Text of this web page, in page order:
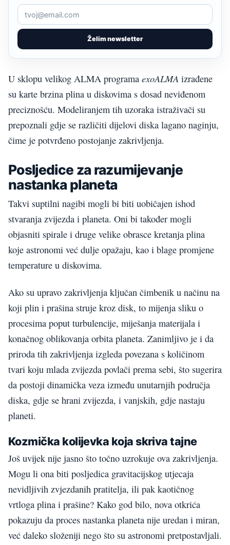
Želim newsletter
U sklopu velikog ALMA programa exoALMA izrađene
su karte brzina plina u diskovima s dosad neviđenom
preciznošću. Modeliranjem tih uzoraka istraživači su
prepoznali gdje se različiti dijelovi diska lagano naginju,
čime je potvrđeno postojanje zakrivljenja.
Posljedice za razumijevanje
nastanka planeta
Takvi suptilni nagibi mogli bi biti uobičajen ishod
stvaranja zvijezda i planeta. Oni bi također mogli
objasniti spirale i druge velike obrasce kretanja plina
koje astronomi već dulje opažaju, kao i blage promjene
temperature u diskovima.
Ako su upravo zakrivljenja ključan čimbenik u načinu na
koji plin i prašina struje kroz disk, to mijenja sliku o
procesima poput turbulencije, miješanja materijala i
konačnog oblikovanja orbita planeta. Zanimljivo je i da
priroda tih zakrivljenja izgleda povezana s količinom
tvari koju mlada zvijezda povlači prema sebi, što sugerira
da postoji dinamička veza između unutarnjih područja
diska, gdje se hrani zvijezda, i vanjskih, gdje nastaju
planeti.
Kozmička kolijevka koja skriva tajne
Još uvijek nije jasno što točno uzrokuje ova zakrivljenja.
Mogu li ona biti posljedica gravitacijskog utjecaja
nevidljivih zvjezdanih pratitelja, ili pak kaotičnog
vrtloga plina i prašine? Kako god bilo, nova otkrića
pokazuju da proces nastanka planeta nije uredan i miran,
već daleko složeniji nego što su astronomi pretpostavljali.